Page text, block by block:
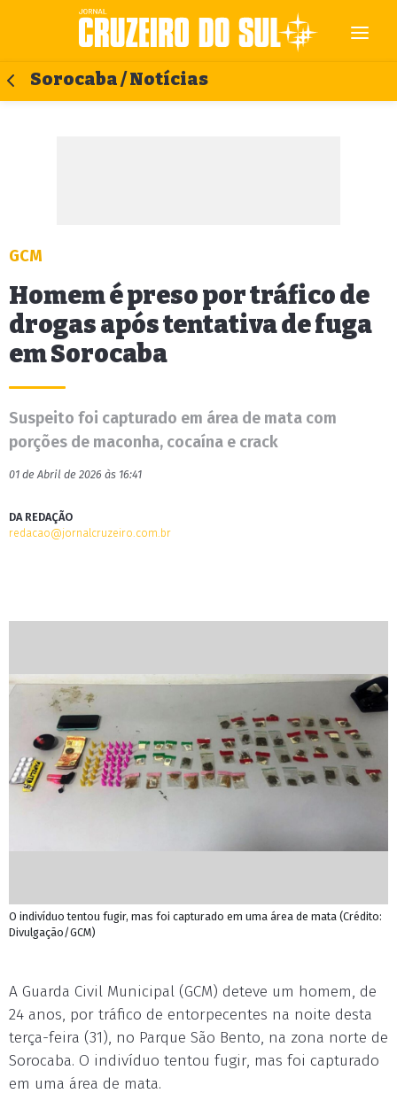
Sorocaba / Notícias
GCM
Homem é preso por tráfico de
drogas após tentativa de fuga
em Sorocaba
Suspeito foi capturado em área de mata com
porções de maconha, cocaína e crack
01 de Abril de 2026 às 16:41
DA REDAÇÃO
redacao@jornalcruzeiro.com.br
O indivíduo tentou fugir, mas foi capturado em uma área de mata (Crédito:
Divulgação/GCM)
A Guarda Civil Municipal (GCM) deteve um homem, de
24 anos, por tráfico de entorpecentes na noite desta
terça-feira (31), no Parque São Bento, na zona norte de
Sorocaba. O indivíduo tentou fugir, mas foi capturado
em uma área de mata.